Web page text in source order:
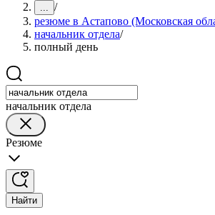
... /
резюме в Астапово (Московская
начальник отдела/
полный день
начальник отдела
Резюме
Найти